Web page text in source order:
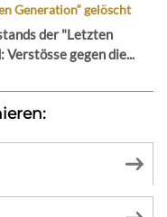
Generation“ gelöscht
der "Letzten
gegen die...